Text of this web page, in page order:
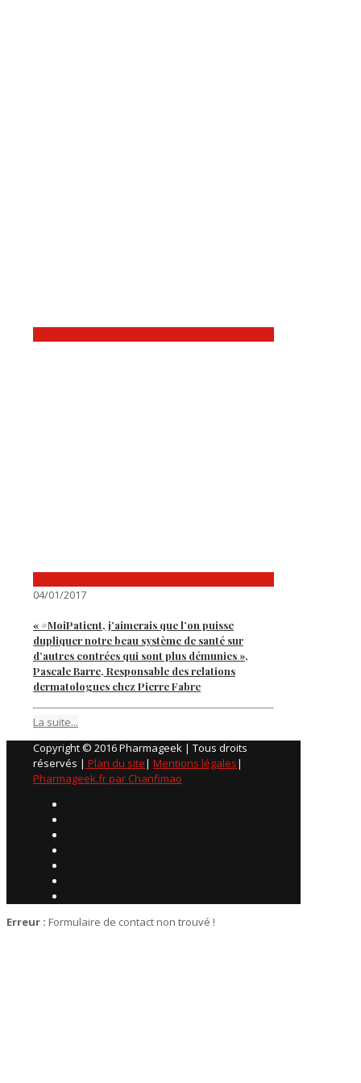
04/01/2017
« #MoiPatient, j’aimerais que l’on puisse
dupliquer notre beau système de santé sur
d’autres contrées qui sont plus démunies »,
Pascale Barre, Responsable des relations
dermatologues chez Pierre Fabre
La suite...
Copyright © 2016 Pharmageek | Tous droits
réservés | Plan du site| Mentions légales|
Pharmageek.fr par Chanfimao
Erreur : Formulaire de contact non trouvé !